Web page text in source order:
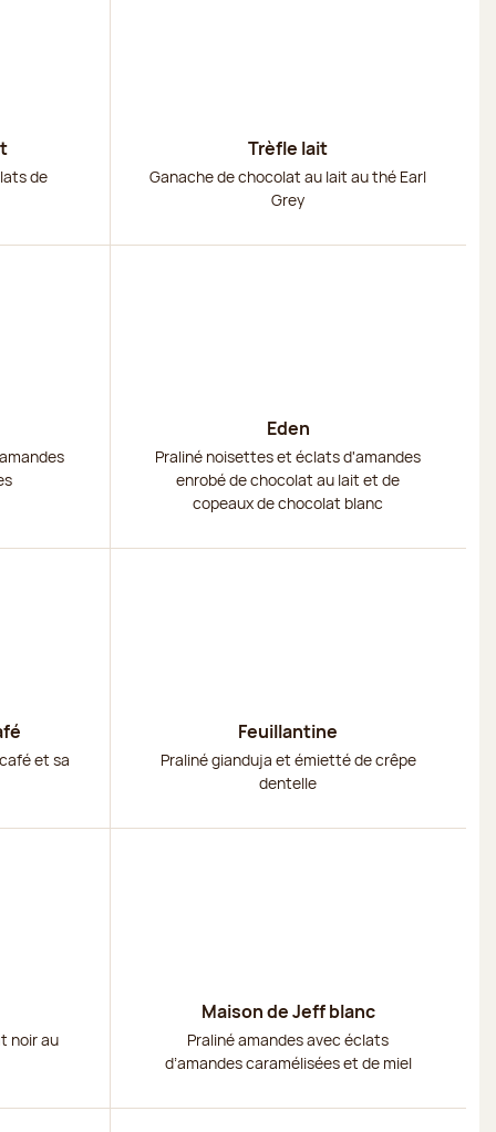
de
Trèfle lait
Ganache de chocolat au lait au thé Earl
Grey
Eden
Praliné noisettes et éclats d'amandes
enrobé de chocolat au lait et de
copeaux de chocolat blanc
et sa
Feuillantine
Praliné gianduja et émietté de crêpe
dentelle
noir au
Maison de Jeff blanc
Praliné amandes avec éclats
d’amandes caramélisées et de miel